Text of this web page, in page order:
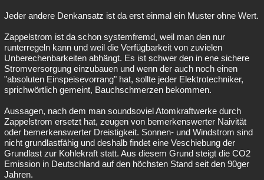
Jeder andere Denkansatz ist da erst einmal ein Muster ohne Wert.
Zappelstrom ist da schon systemfremd, weil man den nur
runterregeln kann und weil die Verfügbarkeit von zuvielen
Unberechenbarkeiten abhängt. Es ist schwer den in ene sichere
Stromversorgung einzubauen und wenn der auch noch einen
"absoluten Einspeisevorrang" hat, sollte jeder Elektrotechniker,
sprichwörtlich gemeint, Bauchschmerzen bekommen.
Aussagen, nach dem man soundsoviel Atomkraftwerke durch
Zappelstrom ersetzt hat, zeugen von bemerkenswerter Naivität
oder bemerkenswerter Dreistigkeit. Sonnen- und Windstrom sind
nicht grundlastfähig und deshalb findet eine Veschiebung der
Grundlast zur Kohlekraft statt. Aus diesem Grund steigt die CO2
Emission in Deutschland auf den höchsten Stand seit den 90ger
Jahren.